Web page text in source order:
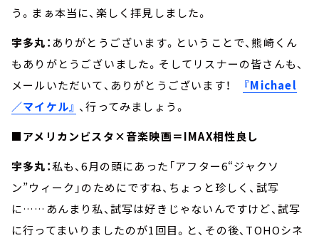
う。まぁ本当に、楽しく拝見しました。
宇多丸： ありがとうございます。ということで、熊崎くん
もありがとうございました。そしてリスナーの皆さんも、
メールいただいて、ありがとうございます！
『Michael
／マイケル』 、行ってみましょう。
■アメリカンビスタ×音楽映画＝IMAX相性良し
宇多丸：私も、6月の頭にあった「アフター6“ジャクソ
ン”ウィーク」のためにですね、ちょっと珍しく、試写
に……あんまり私、試写は好きじゃないんですけど、試写
に行ってまいりましたのが1回目。と、その後、TOHOシネ